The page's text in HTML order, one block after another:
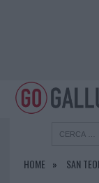
HOME SAN